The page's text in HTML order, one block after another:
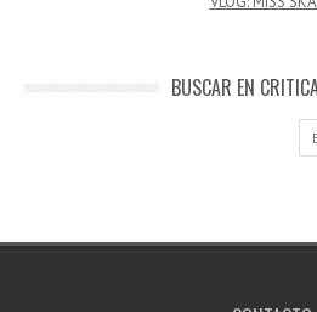
BUSCAR EN
Buscar